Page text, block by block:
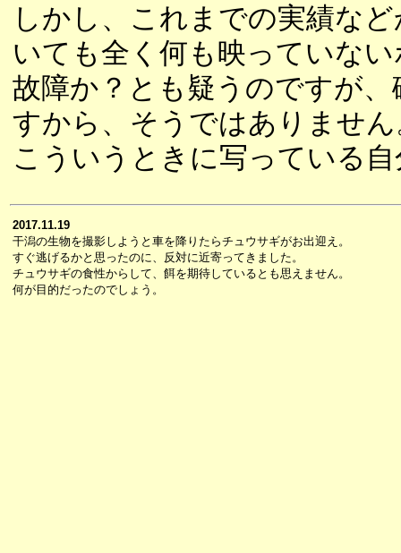
しかし、これまでの実績な
いても全く何も映っていな
故障か？とも疑うのですが
すから、そうではありませ
こういうときに写っている
2017.11.19
干潟の生物を撮影しようと車を降りたらチュウサギがお出迎え。
すぐ逃げるかと思ったのに、反対に近寄ってきました。
チュウサギの食性からして、餌を期待しているとも思えません。
何が目的だったのでしょう。